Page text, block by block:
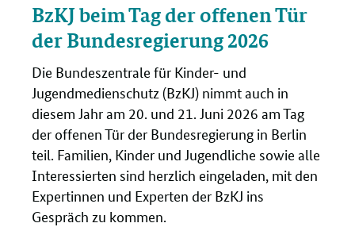
BzKJ beim Tag der offenen Tür
der Bundesregierung 2026
Die Bundeszentrale für Kinder- und
Jugendmedienschutz (BzKJ) nimmt auch in
diesem Jahr am 20. und 21. Juni 2026 am Tag
der offenen Tür der Bundesregierung in Berlin
teil. Familien, Kinder und Jugendliche sowie alle
Interessierten sind herzlich eingeladen, mit den
Expertinnen und Experten der BzKJ ins
Gespräch zu kommen.